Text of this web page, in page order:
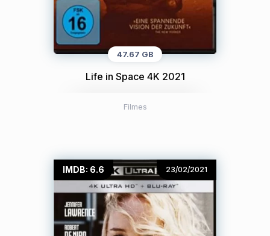
47.67 GB
Life in Space 4K 2021
Filmes
IMDB: 6.6 23/02/2021